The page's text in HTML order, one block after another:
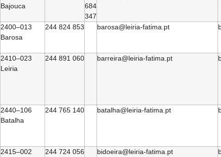
Bajouca
684
347
2400–013
Barosa
244 824 853 barosa@leiria-fatima.pt
2410–023
Leiria
244 891 060 barreira@leiria-fatima.pt
2440–106
Batalha
244 765 140 batalha@leiria-fatima.pt
2415–002
244 724 056 bidoeira@leiria-fatima.pt